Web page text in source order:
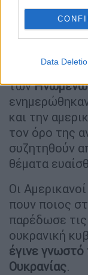
Data
στοιχεία
πιστεύεται
ποιος
πρόεδρος
υπογράψει
των
και την
τον όρο της
συζητηθούν
θέματα
Οι
πουν ποιος
παρέδωσε
ουκρανική
έγινε
Ουκρανίας.